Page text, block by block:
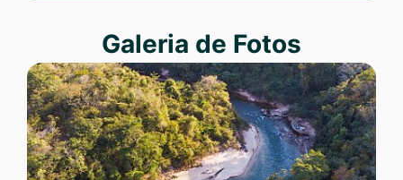
Seção Galeria de Fotos
Galeria de Fotos